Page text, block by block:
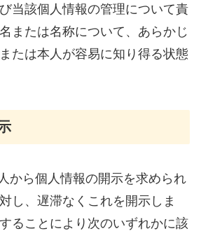
当該個人情報の管理について責
または名称について、あらかじ
たは本人が容易に知り得る状態
から個人情報の開示を求められ
し、遅滞なくこれを開示しま
ることにより次のいずれかに該